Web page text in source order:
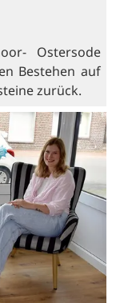
Ostersode
Bestehen auf
zurück.